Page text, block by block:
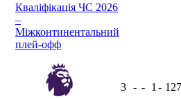
Кваліфікація ЧС 2026
–
Міжконтинентальний
плей-офф
3 - - 1 -